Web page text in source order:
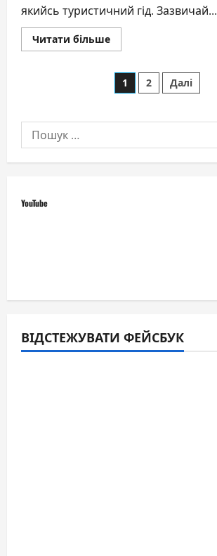
якийсь туристичний гід. Зазвичай...
Читати більшеДокладніше
про
зрозумів
про
автомобільні
тисячі
Пагінація
записів
1 2 Далі
Пошук:
YouTube
ВІДСТЕЖУВАТИ ФЕЙСБУК